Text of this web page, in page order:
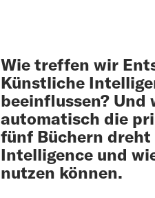
Wie treffen wir
Künstliche
beeinflussen? Und
automatisch die
fünf Büchern dreht
Intelligence und
nutzen können.